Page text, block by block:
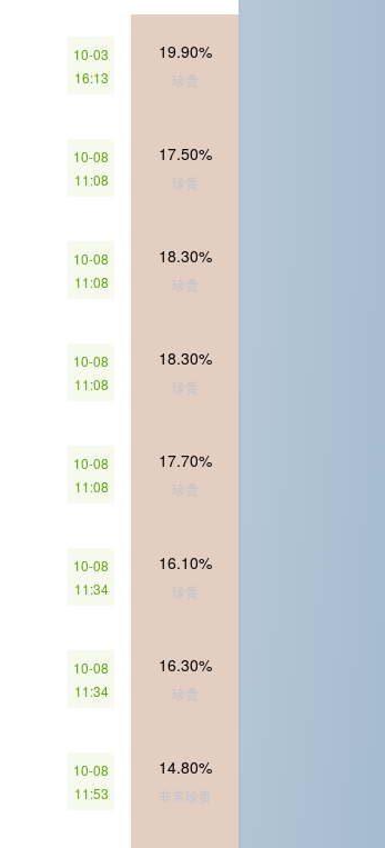
10-03
16:13
19.90%
珍贵
10-08
11:08
17.50%
珍贵
10-08
11:08
18.30%
珍贵
10-08
11:08
18.30%
珍贵
10-08
11:08
17.70%
珍贵
10-08
11:34
16.10%
珍贵
10-08
11:34
16.30%
珍贵
10-08
11:53
14.80%
非常珍贵